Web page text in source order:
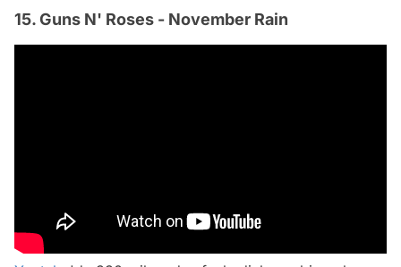
15. Guns N' Roses - November Rain